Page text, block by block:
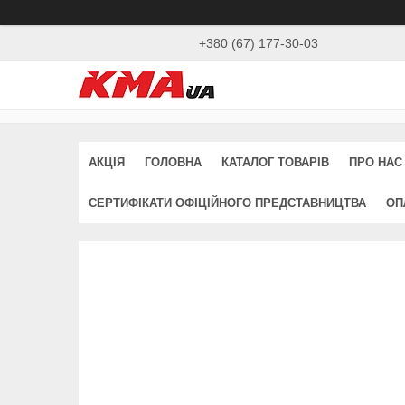
+380 (67) 177-30-03
АКЦІЯ ГОЛОВНА КАТАЛОГ ТОВАРІВ ПРО НАС
СЕРТИФІКАТИ ОФІЦІЙНОГО ПРЕДСТАВНИЦТВА